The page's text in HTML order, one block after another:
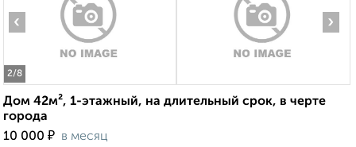
2/8
‹ ›
Дом 42м², 1-этажный, на длительный срок, в черте
города
10 000 ₽ в месяц